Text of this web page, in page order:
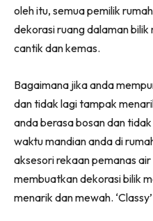
Impiana Makeover
Makeover Ruang
Destinasi
Kafe
Hartanah
High Rise
Landed
oleh itu, semua pemilik
dekorasi ruang dalaman
cantik dan kemas.
Bagaimana jika anda
dan tidak lagi tampak
anda berasa bosan dan
waktu mandian anda di
aksesori rekaan pemanas
membuatkan dekorasi bilik
menarik dan mewah.